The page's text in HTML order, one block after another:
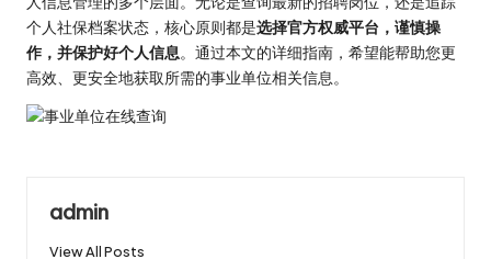
个人社保档案状态，核心原则都是选择官方权威平台，谨慎操
作，并保护好个人信息。通过本文的详细指南，希望能帮助您更
高效、更安全地获取所需的事业单位相关信息。
admin
View All Posts